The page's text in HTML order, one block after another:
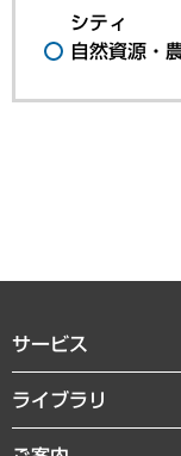
シティ
自然資源・
サービス
経営戦略
組織・人事戦略
ライブラリ
経済調査